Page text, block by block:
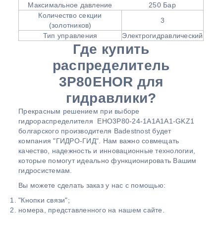
Максимальное давление
250 Бар
Количество секции
(золотников)
3
Тип управления
Электрогидравлический
Где купить
распределитель
3P80EHOR для
гидравлики?
Прекрасным решением при выборе
гидрораспределителя EHO3P80-24-1A1A1A1-GKZ1
болгарского производителя Badestnost будет
компания "ГИДРО-ГИД". Нам важно совмещать
качество, надежность и инновационные технологии,
которые помогут идеально функционировать Вашим
гидросистемам.
Вы можете сделать заказ у нас с помощью:
"Кнопки связи";
номера, представленного на нашем сайте.